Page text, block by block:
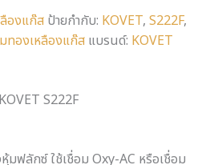
องแก๊ส ป้ายกำกับ: KOVET, S222F,
ทองเหลืองแก๊ส แบรนด์: KOVET
S222F
มฟลักซ์ ใช้เชื่อม Oxy-AC หรือเชื่อม